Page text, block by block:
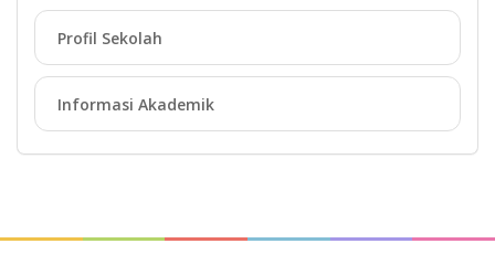
Profil Sekolah
Informasi Akademik